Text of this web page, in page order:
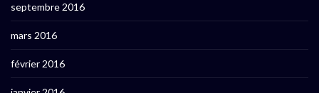
septembre 2016
mars 2016
février 2016